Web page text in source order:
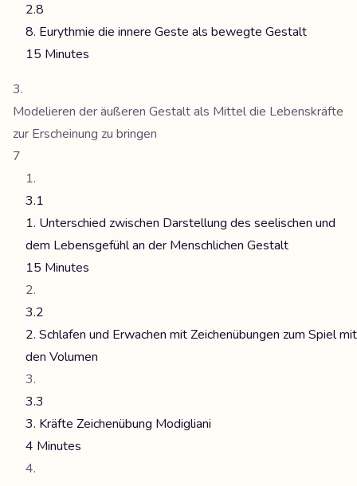
2.8
8. Eurythmie die innere Geste als bewegte Gestalt
15 Minutes
Modelieren der äußeren Gestalt als Mittel die Lebenskräfte
zur Erscheinung zu bringen
7
3.1
1. Unterschied zwischen Darstellung des seelischen und
dem Lebensgefühl an der Menschlichen Gestalt
15 Minutes
3.2
2. Schlafen und Erwachen mit Zeichenübungen zum Spiel mit
den Volumen
3.3
3. Kräfte Zeichenübung Modigliani
4 Minutes